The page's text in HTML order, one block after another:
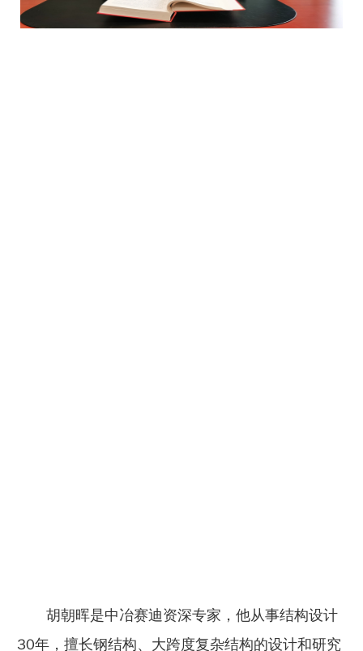
胡朝晖是中冶赛迪资深专家，他从事结构设计
30年，擅长钢结构、大跨度复杂结构的设计和研究